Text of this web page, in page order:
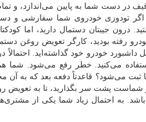
در دست شما به پایین می‌اندازد، و
تودوزی خودروی شما سفارشی و
درون جیبتان دستمال دارید، اما
رفته بودید، کارگر تعویض روغن
داشبورد خودرو خود گذاشته‌اید.
می‌کنید. خطر رفع می‌شود. شما
می‌شود؟ قاعدتاً دفعه بعد که به آن
پشت سر بگذارید، تا به تعویض
به احتمال زیاد شما یکی از